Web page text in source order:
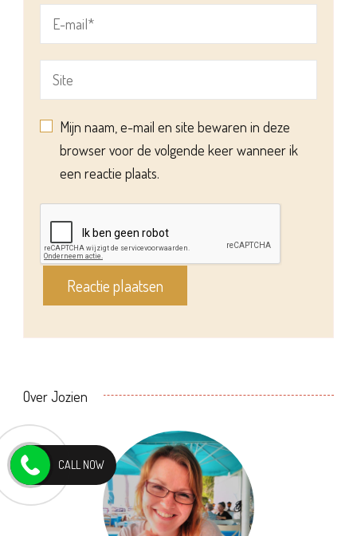
Mijn naam, e-mail en site bewaren in deze
browser voor de volgende keer wanneer ik
een reactie plaats.
Over Jozien
CALL NOW